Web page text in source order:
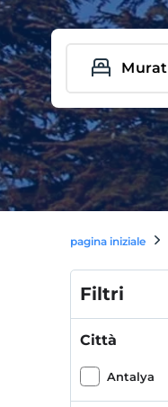
pagina iniziale
Filtri
Città
Antalya